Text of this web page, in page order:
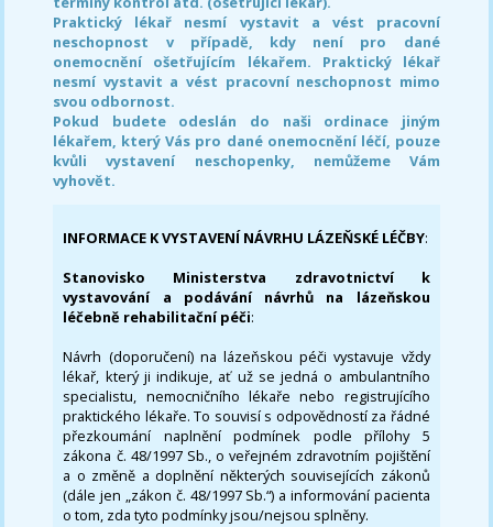
Praktický lékař nesmí vystavit a vést pracovní
neschopnost v případě, kdy není pro dané
onemocnění ošetřujícím lékařem. Praktický lékař
nesmí vystavit a vést pracovní neschopnost mimo
svou odbornost.
Pokud budete odeslán do naši ordinace jiným
lékařem, který Vás pro dané onemocnění léčí, pouze
kvůli vystavení neschopenky, nemůžeme Vám
vyhovět.
INFORMACE K VYSTAVENÍ NÁVRHU LÁZEŇSKÉ LÉČBY:
Stanovisko Ministerstva zdravotnictví k
vystavování a podávání návrhů na lázeňskou
léčebně rehabilitační péči:
Návrh (doporučení) na lázeňskou péči vystavuje vždy
lékař, který ji indikuje, ať už se jedná o ambulantního
specialistu, nemocničního lékaře nebo registrujícího
praktického lékaře. To souvisí s odpovědností za řádné
přezkoumání naplnění podmínek podle přílohy 5
zákona č. 48/1997 Sb., o veřejném zdravotním pojištění
a o změně a doplnění některých souvisejících zákonů
(dále jen „zákon č. 48/1997 Sb.“) a informování pacienta
o tom, zda tyto podmínky jsou/nejsou splněny.